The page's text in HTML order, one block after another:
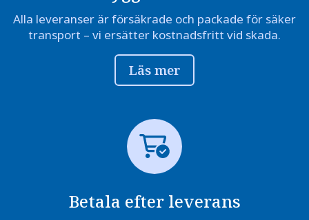
Alla leveranser är försäkrade och packade för säker
transport – vi ersätter kostnadsfritt vid skada.
Läs mer
Betala efter leverans